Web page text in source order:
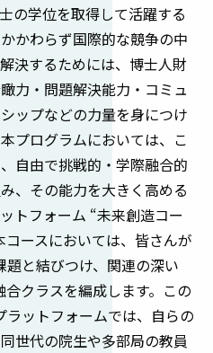
の学位を取得して活躍する
かわらず国際的な競争の中
決するためには、博士人財
力・問題解決能力・コミュ
ップなどの力量を身につけ
プログラムにおいては、こ
自由で挑戦的・学際融合的
、その能力を大きく高める
トフォーム “未来創造コー
ースにおいては、皆さんが
題と結びつけ、関連の深い
クラスを編成します。この
ラットフォームでは、自らの
世代の院生や多部局の教員